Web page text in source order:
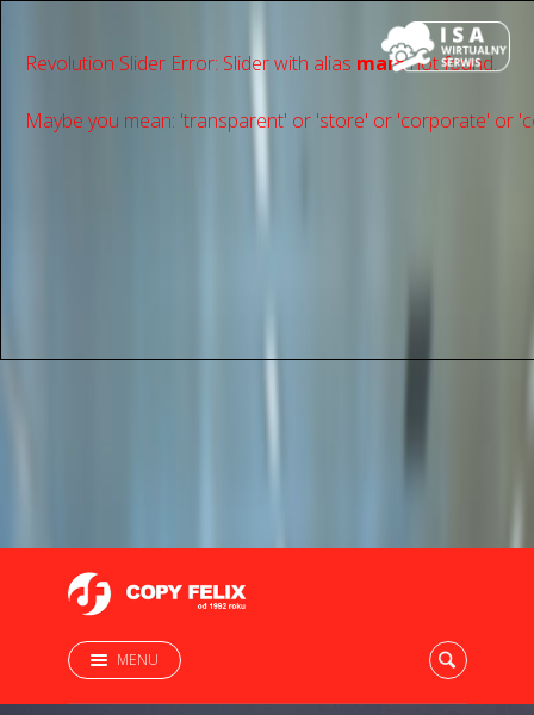
Revolution Slider Error: Slider with alias mainnot found.
Maybe you mean: 'transparent' or 'store' or 'сorporate' or
MENU